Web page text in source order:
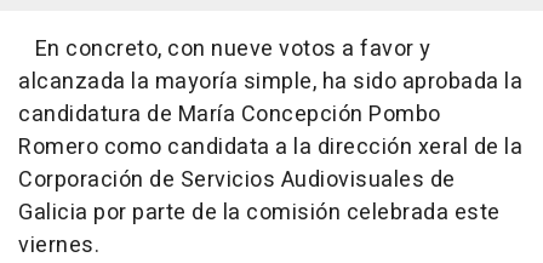
En concreto, con nueve votos a favor y
alcanzada la mayoría simple, ha sido aprobada la
candidatura de María Concepción Pombo
Romero como candidata a la dirección xeral de la
Corporación de Servicios Audiovisuales de
Galicia por parte de la comisión celebrada este
viernes.